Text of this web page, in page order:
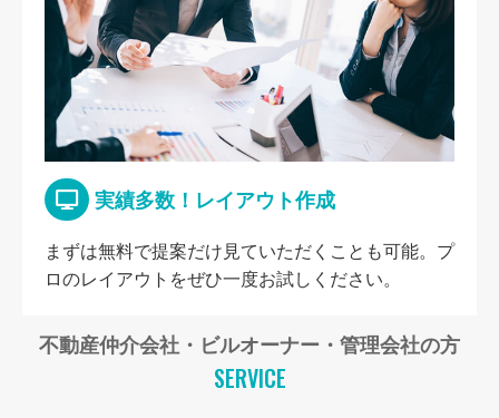
実績多数！レイアウト作成
まずは無料で提案だけ見ていただくことも可能。プ
ロのレイアウトをぜひ一度お試しください。
不動産仲介会社・ビルオーナー・管理会社の方
SERVICE